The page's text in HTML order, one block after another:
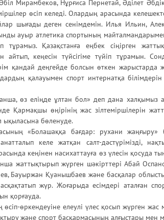
Мирамбеков, Нұрғиса Пернетай, Әділет
өсіп келеді. Олардың арасында
шығады деген сенімдемін. Илья Ильин,
ауыр атлетика спортының
тұрамыз. Қазақстанға еңбек сіңірген
кеңесін түйсігіме түйіп тұрамын.
қандай деңгейде болсын өткен жарыстарда
қалауымен спорт интернатқа
өз еліңде ұлтан бол» деп дана халқымыз
Қармақшы өңірінің жас зілтеміршілерін
ықыласына бөленуде.
«Болашаққа бағдар: рухани жаңғыру»
келе жатқан салт-дәстүрімізді,
кеңінен насихаттауға өз үлесін қосуда
жаттықтырып жүрген шәкірттері Абай
Бауыржан Қуанышбаев және басқалар
жүр. Жоғарыда есімдері аталған
қорғауда.
өсіп-өркендеуіне елеулі үлес қосып жүрген
және спорт басқармасының алғыстары мен